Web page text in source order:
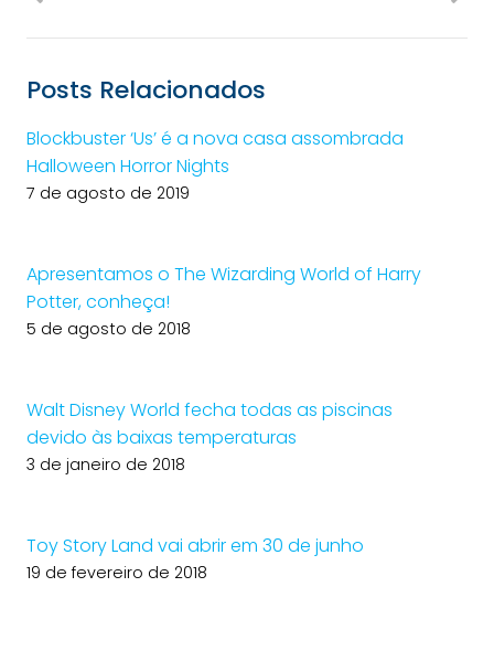
Posts Relacionados
Blockbuster ‘Us’ é a nova casa assombrada
Halloween Horror Nights
7 de agosto de 2019
Apresentamos o The Wizarding World of Harry
Potter, conheça!
5 de agosto de 2018
Walt Disney World fecha todas as piscinas
devido às baixas temperaturas
3 de janeiro de 2018
Toy Story Land vai abrir em 30 de junho
19 de fevereiro de 2018